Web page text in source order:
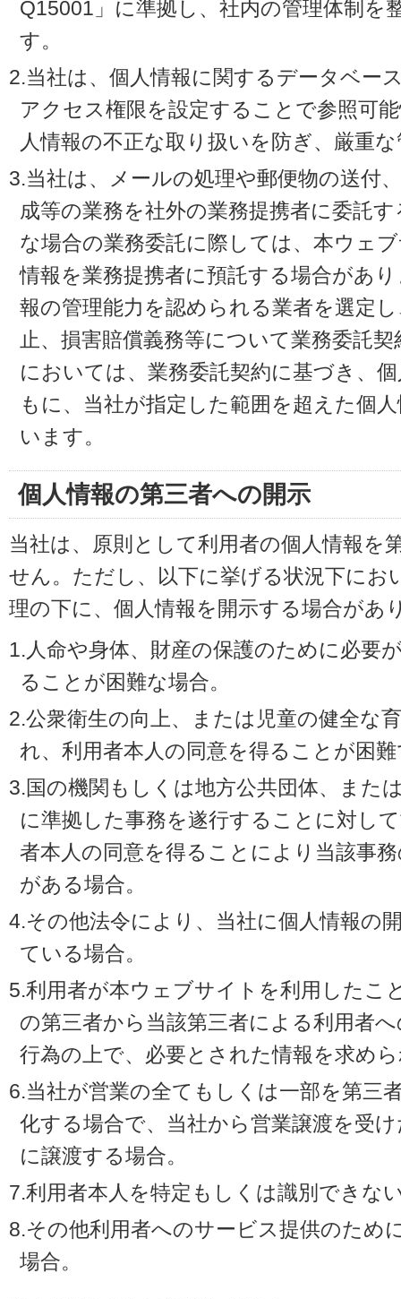
Q15001」に準拠し、社内の管理体制を
す。
2.当社は、個人情報に関するデータベー
アクセス権限を設定することで参照可
人情報の不正な取り扱いを防ぎ、厳重
3.当社は、メールの処理や郵便物の送付
成等の業務を社外の業務提携者に委託
な場合の業務委託に際しては、本ウェ
情報を業務提携者に預託する場合があ
報の管理能力を認められる業者を選定
止、損害賠償義務等について業務委託
においては、業務委託契約に基づき、
もに、当社が指定した範囲を超えた個
います。
個人情報の第三者への開示
当社は、原則として利用者の個人情報を
せん。ただし、以下に挙げる状況下にお
理の下に、個人情報を開示する場合があ
1.人命や身体、財産の保護のために必要
ることが困難な場合。
2.公衆衛生の向上、または児童の健全な
れ、利用者本人の同意を得ることが困
3.国の機関もしくは地方公共団体、また
に準拠した事務を遂行することに対し
者本人の同意を得ることにより当該事
がある場合。
4.その他法令により、当社に個人情報の
ている場合。
5.利用者が本ウェブサイトを利用したこ
の第三者から当該第三者による利用者
行為の上で、必要とされた情報を求め
6.当社が営業の全てもしくは一部を第三
化する場合で、当社から営業譲渡を受
に譲渡する場合。
7.利用者本人を特定もしくは識別できな
8.その他利用者へのサービス提供のため
場合。